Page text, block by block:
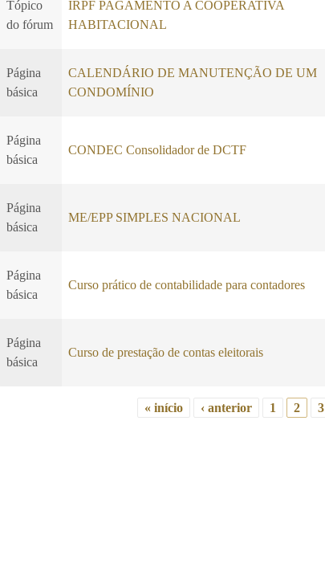
Tópico
do fórum
IRPF PAGAMENTO A COOPERATIVA
HABITACIONAL
Página
básica
CALENDÁRIO DE MANUTENÇÃO DE UM
CONDOMÍNIO
Página
básica
CONDEC Consolidador de DCTF
Página
básica
ME/EPP SIMPLES NACIONAL
Página
básica
Curso prático de contabilidade para contadores
Página
básica
Curso de prestação de contas eleitorais
« início ‹ anterior 1 2 3